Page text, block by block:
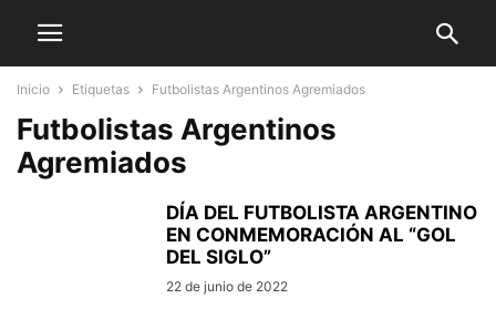
Inicio Etiquetas Futbolistas Argentinos Agremiados
Futbolistas Argentinos
Agremiados
DÍA DEL FUTBOLISTA ARGENTINO
EN CONMEMORACIÓN AL “GOL
DEL SIGLO”
22 de junio de 2022